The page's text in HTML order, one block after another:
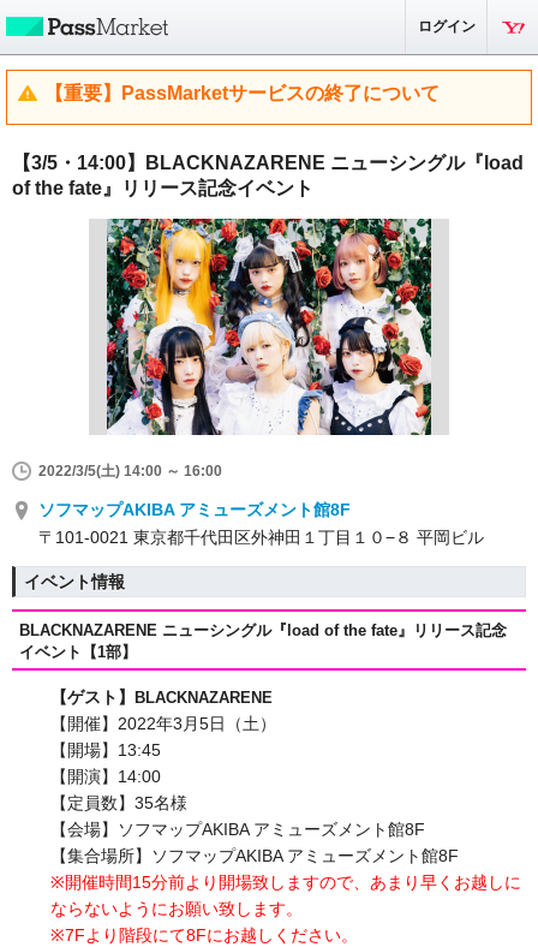
ログイン
【重要】PassMarketサービスの終了について
【3/5・14:00】BLACKNAZARENE ニューシングル『load
of the fate』リリース記念イベント
2022/3/5(土) 14:00 ～ 16:00
ソフマップAKIBA アミューズメント館8F
〒101-0021 東京都千代田区外神田１丁目１０−８ 平岡ビル
イベント情報
BLACKNAZARENE ニューシングル『load of the fate』リリース記念
イベント【1部】
【ゲスト】 BLACKNAZARENE
【開催】2022年3月5日（土）
【開場】13:45
【開演】14:00
【定員数】35名様
【会場】ソフマップAKIBA アミューズメント館8F
【集合場所】ソフマップAKIBA アミューズメント館8F
※開催時間15分前より開場致しますので、あまり早くお越しに
ならないようにお願い致します。
※7Fより階段にて8Fにお越しください。